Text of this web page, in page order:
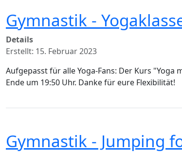
Gymnastik -
Details
Erstellt: 15. Februar 2023
Aufgepasst für alle Yoga-Fans: Der Kurs
Ende um 19:50 Uhr. Danke für eure Flexibilität!
Gymnastik - Jumping